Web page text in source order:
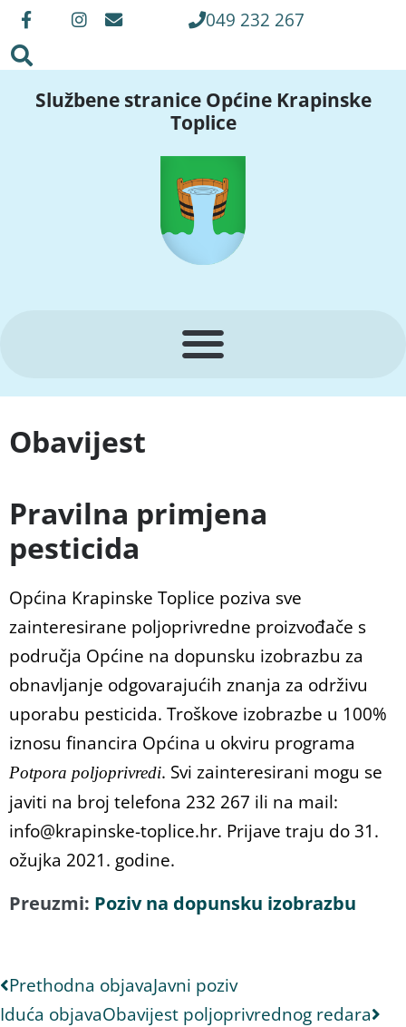
049 232 267
Službene stranice Općine Krapinske
Toplice
Obavijest
Pravilna primjena
pesticida
Općina Krapinske Toplice poziva sve
zainteresirane poljoprivredne proizvođače s
područja Općine na dopunsku izobrazbu za
obnavljanje odgovarajućih znanja za održivu
uporabu pesticida. Troškove izobrazbe u 100%
iznosu financira Općina u okviru programa
Potpora poljoprivredi. Svi zainteresirani mogu se
javiti na broj telefona 232 267 ili na mail:
info@krapinske-toplice.hr. Prijave traju do 31.
ožujka 2021. godine.
Preuzmi: Poziv na dopunsku izobrazbu
Prethodna objavaJavni poziv
Iduća objavaObavijest poljoprivrednog redara